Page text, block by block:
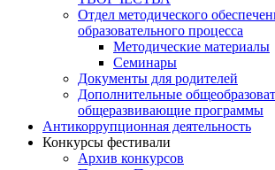
Отдел методического
образовательного процесса
Методические материалы
Семинары
Документы для родителей
Дополнительные
общеразвивающие программы
Антикоррупционная деятельность
Конкурсы фестивали
Архив конкурсов